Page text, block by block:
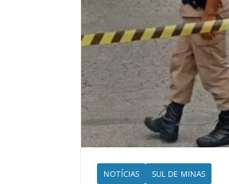
NOTÍCIAS SUL DE MINAS